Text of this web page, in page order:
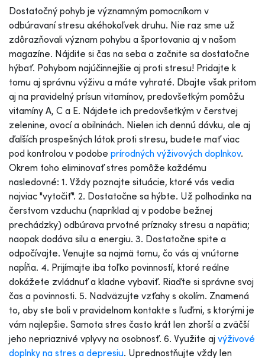
Dostatočný pohyb je významným pomocníkom v
odbúravaní stresu akéhokoľvek druhu. Nie raz sme už
zdôrazňovali význam pohybu a športovania aj v našom
magazíne. Nájdite si čas na seba a začnite sa dostatočne
hýbať. Pohybom najúčinnejšie aj proti stresu! Pridajte k
tomu aj správnu výživu a máte vyhraté. Dbajte však pritom
aj na pravidelný prísun vitamínov, predovšetkým pomôžu
vitamíny A, C a E. Nájdete ich predovšetkým v čerstvej
zelenine, ovocí a obilninách. Nielen ich dennú dávku, ale aj
ďalších prospešných látok proti stresu, budete mať viac
pod kontrolou v podobe prírodných výživových doplnkov.
Okrem toho eliminovať stres pomôže každému
nasledovné: 1. Vždy poznajte situácie, ktoré vás vedia
najviac "vytočiť". 2. Dostatočne sa hýbte. Už polhodinka na
čerstvom vzduchu (napríklad aj v podobe bežnej
prechádzky) odbúrava prvotné príznaky stresu a napätia;
naopak dodáva silu a energiu. 3. Dostatočne spite a
odpočívajte. Venujte sa najmä tomu, čo vás aj vnútorne
napĺňa. 4. Prijímajte iba toľko povinností, ktoré reálne
dokážete zvládnuť a kladne vybaviť. Riaďte si správne svoj
čas a povinnosti. 5. Nadväzujte vzťahy s okolím. Znamená
to, aby ste boli v pravidelnom kontakte s ľuďmi, s ktorými je
vám najlepšie. Samota stres často krát len zhorší a zväčší
jeho nepriaznivé vplyvy na osobnosť. 6. Využite aj výživové
doplnky na stres a depresiu. Uprednostňujte vždy len